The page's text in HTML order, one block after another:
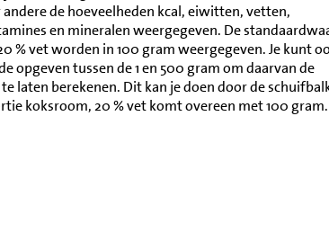
de hoeveelheden kcal, eiwitten, vetten,
en mineralen weergegeven. De
% vet worden in 100 gram weergegeven. Je kunt
opgeven tussen de 1 en 500 gram om daarvan de
laten berekenen. Dit kan je doen door de
koksroom, 20 % vet komt overeen met 100 gram.